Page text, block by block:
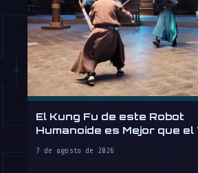
El Kung Fu de este Robot
Humanoide es Mejor que el
7 de agosto de 2026